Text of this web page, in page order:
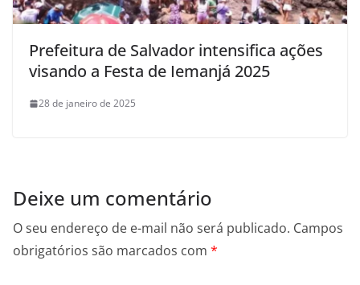
Prefeitura de Salvador intensifica ações
visando a Festa de Iemanjá 2025
28 de janeiro de 2025
Deixe um comentário
O seu endereço de e-mail não será publicado. Campos
obrigatórios são marcados com *